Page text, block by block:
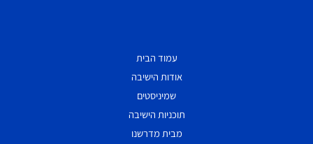
עמוד הבית
אודות הישיבה
שמיניסטים
תוכניות הישיבה
מבית מדרשנו